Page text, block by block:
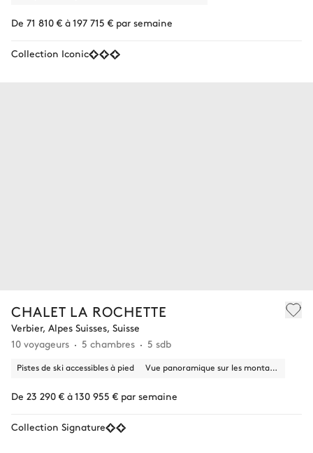
De 71 810 € à 197 715 € par semaine
Collection Iconic
CHALET LA ROCHETTE
Verbier, Alpes Suisses, Suisse
10 voyageurs
5 chambres 5 sdb
Pistes de ski accessibles à pied Vue panoramique sur les montagnes
De 23 290 € à 130 955 € par semaine
Collection Signature